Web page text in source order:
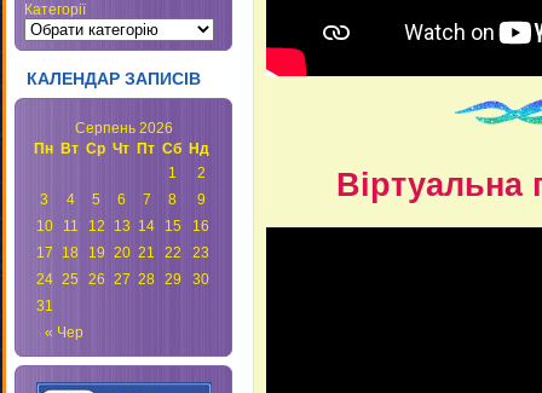
Категорії
КАЛЕНДАР ЗАПИСІВ
Серпень 2026
Пн
Вт Ср Чт Пт Сб Нд
« Чер
1
2
3
4 5 6 7 8
9
10
11 12 13 14 15
16
17
18 19 20 21 22
23
24 25 26 27 28 29
30
31
Віртуальна